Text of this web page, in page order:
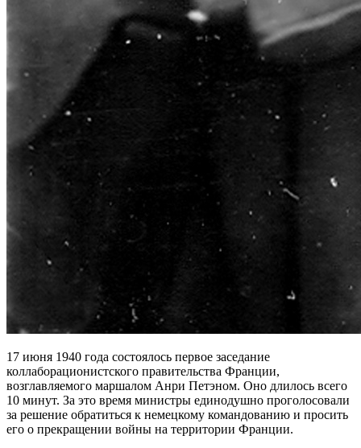
17 июня 1940 года состоялось первое заседание
коллаборационистского правительства Франции,
возглавляемого маршалом Анри Петэном. Оно длилось всего
10 минут. За это время министры единодушно проголосовали
за решение обратиться к немецкому командованию и просить
его о прекращении войны на территории Франции.